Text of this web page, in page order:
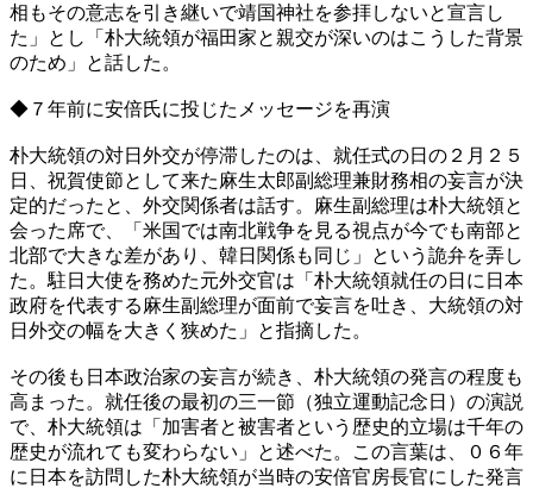
相もその意志を引き継いで靖国神社を参拝しないと宣言し
た」とし「朴大統領が福田家と親交が深いのはこうした背景
のため」と話した。
◆７年前に安倍氏に投じたメッセージを再演
朴大統領の対日外交が停滞したのは、就任式の日の２月２５
日、祝賀使節として来た麻生太郎副総理兼財務相の妄言が決
定的だったと、外交関係者は話す。麻生副総理は朴大統領と
会った席で、「米国では南北戦争を見る視点が今でも南部と
北部で大きな差があり、韓日関係も同じ」という詭弁を弄し
た。駐日大使を務めた元外交官は「朴大統領就任の日に日本
政府を代表する麻生副総理が面前で妄言を吐き、大統領の対
日外交の幅を大きく狭めた」と指摘した。
その後も日本政治家の妄言が続き、朴大統領の発言の程度も
高まった。就任後の最初の三一節（独立運動記念日）の演説
で、朴大統領は「加害者と被害者という歴史的立場は千年の
歴史が流れても変わらない」と述べた。この言葉は、０６年
に日本を訪問した朴大統領が当時の安倍官房長官にした発言